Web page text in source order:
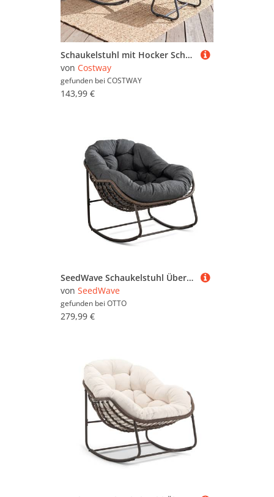
Schaukelstuhl mit Hocker Schaukelsessel mit PE-Rattan & Metallrahmen ergonomischer Relaxsessel Schwarz
von Costway
gefunden bei COSTWAY
143,99 €
SeedWave Schaukelstuhl Übergroß mit PE-Rattan-Geflecht, 15 cm dickem Olefin-Fleece-Kissen, Lounge-Stuhl für Innen- und Außenbereich, Stilvolle Eierschalenform
von SeedWave
gefunden bei OTTO
279,99 €